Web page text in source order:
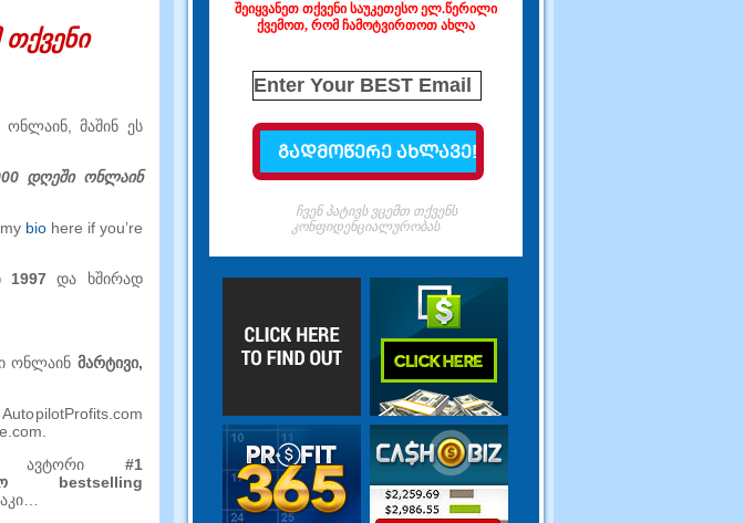
მაშინ ეს
დღეში ონლაინ
bio here if you’re
1997 და ხშირად
ონლაინ მარტივი,
ავტორი #1
bestselling
შეიყვანეთ თქვენი საუკეთესო ელ.წერილი
ქვემოთ, რომ ჩამოტვირთოთ ახლა
ჩვენ პატივს ვცემთ თქვენს
კონფიდენციალურობას